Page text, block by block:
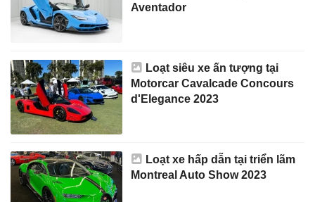
Aventador
Loạt siêu xe ấn tượng tại
Motorcar Cavalcade Concours
d'Elegance 2023
Loạt xe hấp dẫn tại triển lãm
Montreal Auto Show 2023